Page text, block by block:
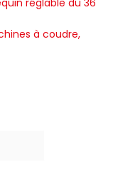
réglable du 36
à coudre,